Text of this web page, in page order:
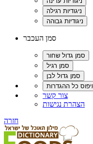
סמן העכבר
צור קשר
הצהרת נגישות
חזרה